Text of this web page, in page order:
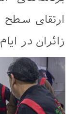
ارتقای
زائران در